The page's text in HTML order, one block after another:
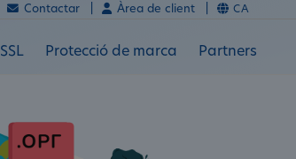
SSL Protecció de marca Partners
Contactar | Àrea de client | CA